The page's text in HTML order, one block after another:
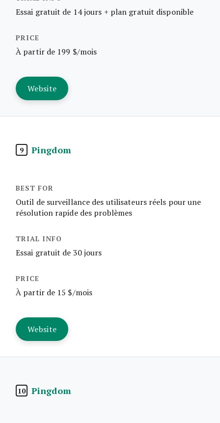
Essai gratuit de 14 jours + plan gratuit disponible
À partir de 199 $/mois
Website
9 Pingdom
Outil de surveillance des utilisateurs réels pour une
résolution rapide des problèmes
Essai gratuit de 30 jours
À partir de 15 $/mois
Website
10 Pingdom